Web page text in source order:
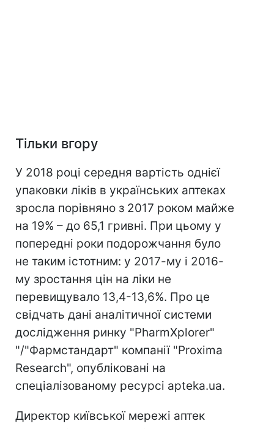
Тільки вгору
У 2018 році середня вартість однієї
упаковки ліків в українських аптеках
зросла порівняно з 2017 роком майже
на 19% – до 65,1 гривні. При цьому у
попередні роки подорожчання було
не таким істотним: у 2017-му і 2016-
му зростання цін на ліки не
перевищувало 13,4-13,6%. Про це
свідчать дані аналітичної системи
дослідження ринку "PharmXplorer"
"/"Фармстандарт" компанії "Proxima
Research", опубліковані на
спеціалізованому ресурсі apteka.ua.
Директор київської мережі аптек